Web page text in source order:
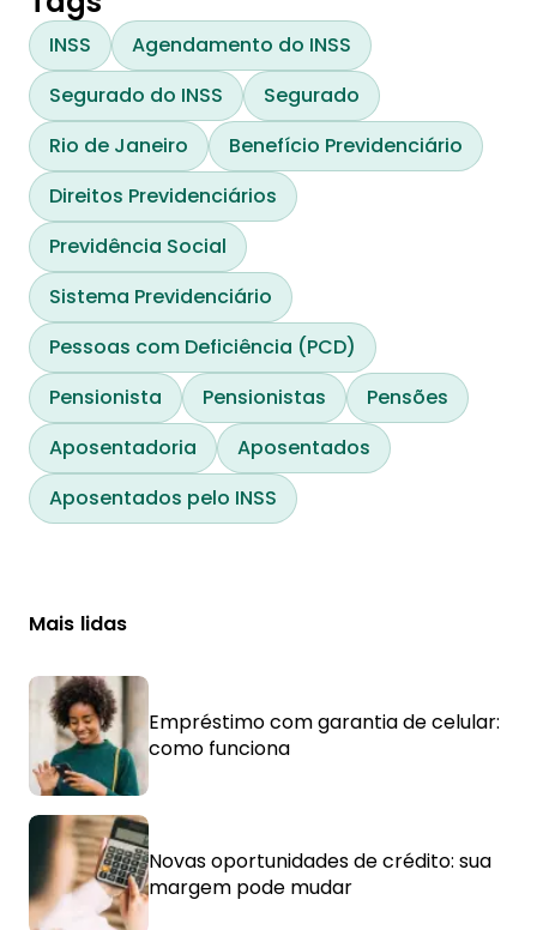
INSS
Agendamento do INSS
Segurado do INSS
Segurado
Rio de Janeiro
Benefício Previdenciário
Direitos Previdenciários
Previdência Social
Sistema Previdenciário
Pessoas com Deficiência (PCD)
Pensionista
Pensionistas
Pensões
Aposentadoria
Aposentados
Aposentados pelo INSS
Mais lidas
Empréstimo com garantia de celular:
como funciona
Novas oportunidades de crédito: sua
margem pode mudar